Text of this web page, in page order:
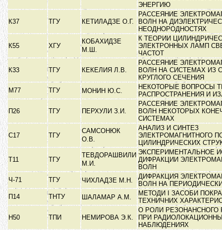
ЭНЕРГИЮ
К37 ТГУ КЕТИЛАДЗЕ О.Г.
РАССЕЯНИЕ
ВОЛН НА
НЕОДНОРОДНОСТЯХ
К55 ХГУ
КОБАХИДЗЕ
М.Ш.
К ТЕОРИИ
ЭЛЕКТРОННЫХ ЛАМП
ЧАСТОТ
К33 ТГУ КЕКЕЛИЯ Л.В.
РАССЕЯНИЕ
ВОЛН НА СИСТЕМАХ ИЗ
КРУГЛОГО СЕЧЕНИЯ
М77
ТГУ МОНИН Ю.С.
НЕКОТОРЫЕ ВОПРОСЫ
РАСПРОСТРАНЕНИЯ И
П26 ТГУ ПЕРХУЛИ З.И.
РАССЕЯНИЕ
ВОЛН НЕКОТОРЫХ
СИСТЕМАХ
С17 ТГУ
САМСОНЮК
О.В.
АНАЛИЗ И СИНТЕЗ
ЭЛЕКТРОМАГНИТНОГО
ЦИЛИНДРИЧЕСКИХ
Т11 ТГУ
ТЕВДОРАШВИЛИ
М.И.
ЭКСПЕРИМЕНТАЛЬНОЕ
ДИФРАКЦИИ
ВОЛН
Ч-71
ТГУ ЧИХЛАДЗЕ М.Н.
ДИФРАКЦИЯ
ВОЛН НА
П14
ТНТУ ШАЛАМАР А.М.
МЕТОДИ І ЗАСОБИ
ТЕХНИЧНИХ
Н50 ТПИ НЕМИРОВА Э.К.
О РОЛИ РЕЗОНАНСНОГО
ПРИ
НАБЛЮДЕНИЯХ